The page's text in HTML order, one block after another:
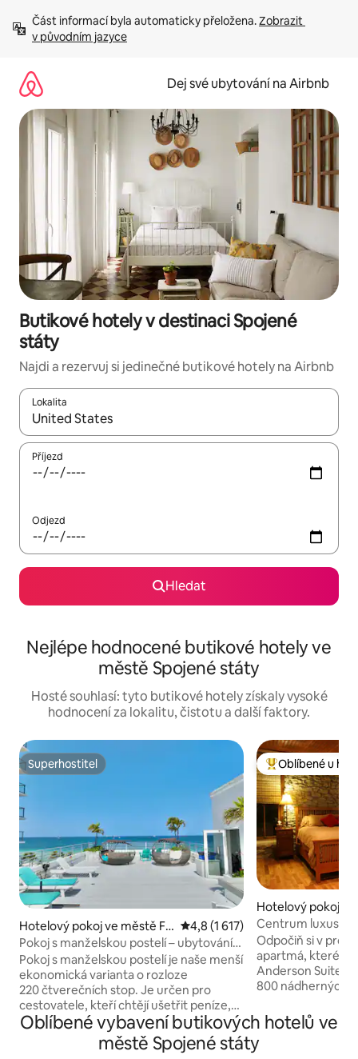
obsah
Část informací byla automaticky přeložena. Zobrazit
v původním jazyce
Dej své ubytování na Airbnb
Butikové hotely v destinaci Spojené
státy
Najdi a rezervuj si jedinečné butikové hotely na Airbnb
Lokalita
Až budou výsledky k dispozici, můžeš si je procházet pomocí
Příjezd
Odjezd
Hledat
Nejlépe hodnocené butikové hotely ve
městě Spojené státy
Hosté souhlasí: tyto butikové hotely získaly vysoké
hodnocení za lokalitu, čistotu a další faktory.
Superhostitel
Superhostitel
Hotelový pokoj ve městě Fo
rt Lauderdale
Průměrné hodnocení 4,8 z 5, 1
4,8 (1 617)
Pokoj s manželskou postelí – ubytování
na pobřeží oceánu
Pokoj s manželskou postelí je naše menší
ekonomická varianta o rozloze
220 čtverečních stop. Je určen pro
cestovatele, kteří chtějí ušetřit peníze,
a není orientován směrem k oceánu.
Máme také studia o rozloze 450
čtverečních stop a apartmá s výhledem
Nejlepší v
Oblíbené u
Hotelový pokoj
reka Springs
Centrum luxusní
pohodlí!
Odpočiň si v
apartmá, které ti
Anderson Suite
800 nádherných
umění a řemesel,
lednicí a
kabelové televizi
Oblíbené vybavení butikových hotelů ve
městě Spojené státy